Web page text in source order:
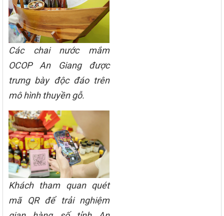
Các chai nước mắm
OCOP An Giang được
trưng bày độc đáo trên
mô hình thuyền gỗ.
Khách tham quan quét
mã QR để trải nghiệm